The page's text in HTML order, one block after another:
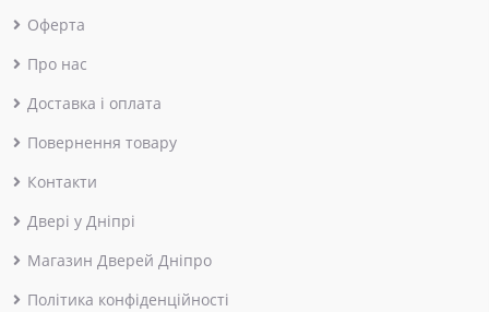
Оферта
Про нас
Доставка і оплата
Повернення товару
Контакти
Двері у Дніпрі
Магазин Дверей Дніпро
Політика конфіденційності